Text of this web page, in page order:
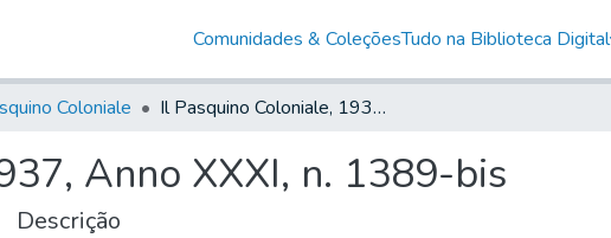
Comunidades & ColeçõesTudo na Biblioteca Digital
Coloniale Il Pasquino Coloniale, 1937, Anno XXXI, n. 1389-bis
Anno XXXI, n. 1389-bis
Descrição